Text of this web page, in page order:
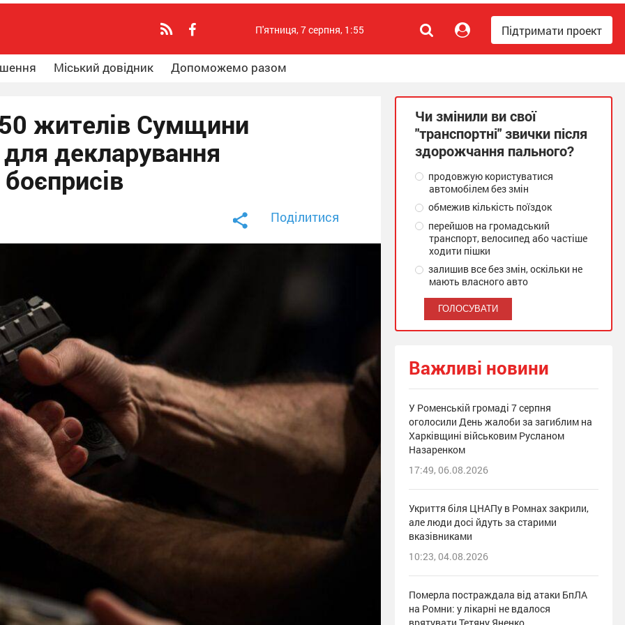
Підтримати проект
П'ятниця, 7 серпня, 1:55
Міський довідник Допоможемо разом
жителів Сумщини
для декларування
Поділитися
Чи змінили ви свої
"транспортні" звички після
здорожчання пального?
продовжую користуватися
автомобілем без змін
обмежив кількість поїздок
перейшов на громадський
транспорт, велосипед або частіше
ходити пішки
залишив все без змін, оскільки не
мають власного авто
Важливі новини
У Роменській громаді 7 серпня
оголосили День жалоби за загиблим на
Харківщині військовим Русланом
Назаренком
17:49, 06.08.2026
Укриття біля ЦНАПу в Ромнах закрили,
але люди досі йдуть за старими
вказівниками
10:23, 04.08.2026
Померла постраждала від атаки БпЛА
на Ромни: у лікарні не вдалося